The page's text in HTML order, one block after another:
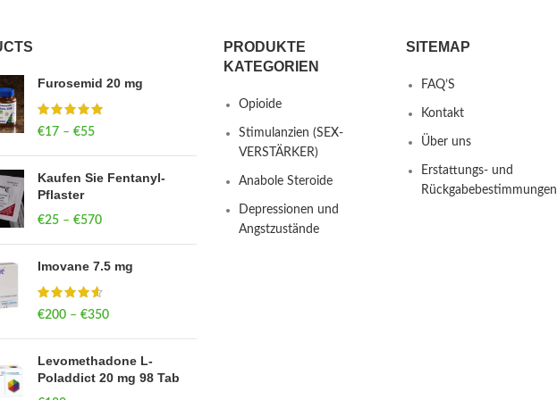
Furosemid 20 mg
€17 – €55Price range: €17
Kaufen Sie Fentanyl-
Pflaster
€25 – €570Price range: €25
Imovane 7.5 mg
€200 – €350Price range: €200
Levomethadone L-
Poladdict 20 mg 98 Tab
PRODUKTE
KATEGORIEN
Opioide
Stimulanzien (SEX-
VERSTÄRKER)
Anabole Steroide
Depressionen und
Angstzustände
SITEMAP
FAQ’S
Kontakt
Über uns
Erstattungs- und
Rückgabebestimmungen